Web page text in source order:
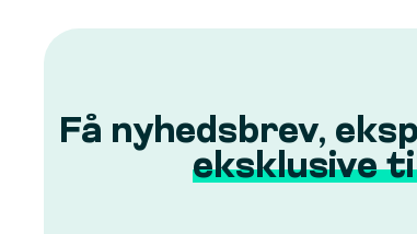
Få nyhedsbrev,
eksklusive